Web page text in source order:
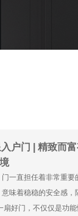
户门 | 精致而
一直担任着非常重要
味着稳稳的安全感，
扇好门，不仅仅是功